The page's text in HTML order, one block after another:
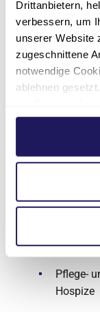
Drittanbietern,
verbessern, um
unserer Website
zugeschnittene
notwendige
ablehnen
Weitere
Die
Einklang
Werten des
Anhalt,
und
Angebot in
Pflege-
Hospize